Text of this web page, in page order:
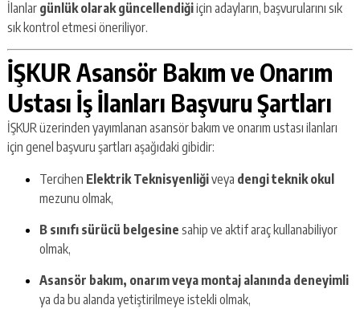
İlanlar günlük olarak güncellendiğiiçin adayların, başvurularını sık
sık kontrol etmesi öneriliyor.
İŞKUR Asansör Bakım ve Onarım
Ustası İş İlanları Başvuru Şartları
İŞKUR üzerinden yayımlanan asansör bakım ve onarım ustası ilanları
için genel başvuru şartları aşağıdaki gibidir:
Tercihen Elektrik Teknisyenliğiveya dengi teknik okul
mezunu olmak,
B sınıfı sürücü belgesine sahip ve aktif araç kullanabiliyor
olmak,
Asansör bakım, onarım veya montaj alanında deneyimli
ya da bu alanda yetiştirilmeye istekli olmak,